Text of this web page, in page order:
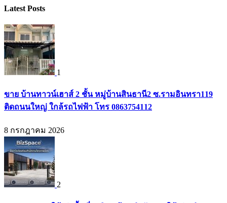
Latest Posts
1
ขาย บ้านทาวน์เฮาส์ 2 ชั้น หมู่บ้านสินธานี2 ซ.รามอินทรา119
ติดถนนใหญ่ ใกล้รถไฟฟ้า โทร 0863754112
8 กรกฎาคม 2026
2